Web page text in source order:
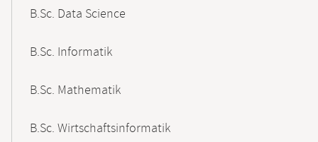
B.Sc. Data Science
B.Sc. Informatik
B.Sc. Mathematik
B.Sc. Wirtschaftsinformatik